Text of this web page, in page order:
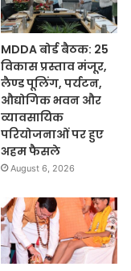
MDDA बोर्ड बैठक: 25
विकास प्रस्ताव मंजूर,
लैण्ड पूलिंग, पर्यटन,
औद्योगिक भवन और
व्यावसायिक
परियोजनाओं पर हुए
अहम फैसले
August 6, 2026